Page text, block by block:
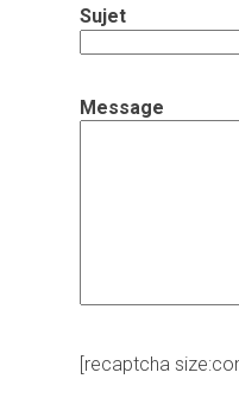
Sujet
Message
[recaptcha